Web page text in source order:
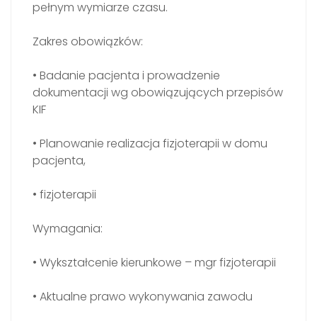
pełnym wymiarze czasu.
Zakres obowiązków:
• Badanie pacjenta i prowadzenie
dokumentacji wg obowiązujących przepisów
KIF
• Planowanie realizacja fizjoterapii w domu
pacjenta,
• fizjoterapii
Wymagania:
• Wykształcenie kierunkowe – mgr fizjoterapii
• Aktualne prawo wykonywania zawodu